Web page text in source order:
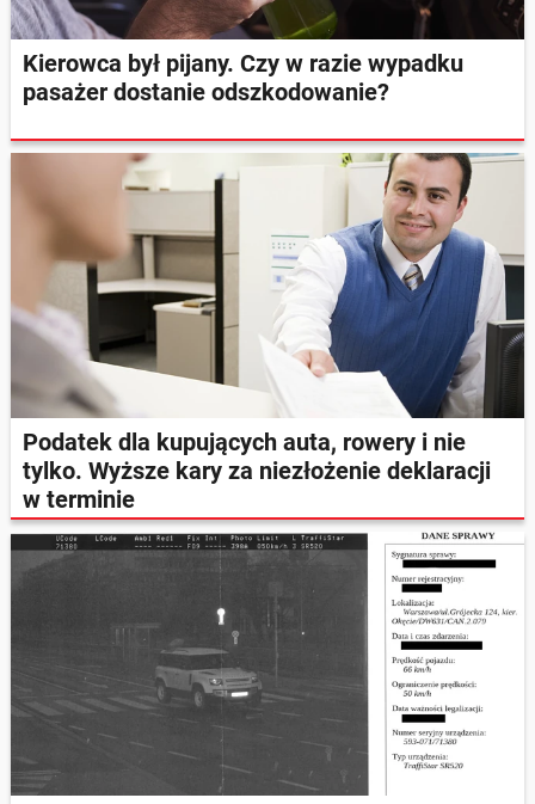
Kierowca był pijany. Czy w razie wypadku
pasażer dostanie odszkodowanie?
Podatek dla kupujących auta, rowery i nie
tylko. Wyższe kary za niezłożenie deklaracji
w terminie